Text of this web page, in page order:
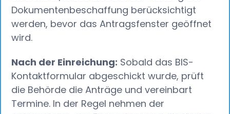
Dokumentenbeschaffung berücksichtigt
werden, bevor das Antragsfenster geöffnet
wird.
Nach der Einreichung: Sobald das BIS-
Kontaktformular abgeschickt wurde, prüft
die Behörde die Anträge und vereinbart
Termine. In der Regel nehmen der